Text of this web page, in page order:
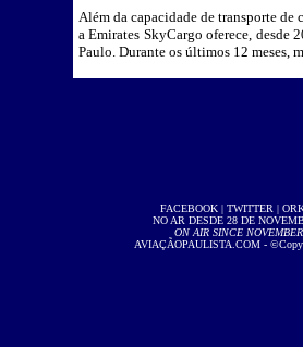
Além da capacidade de transporte
a Emirates SkyCargo oferece, desde
Paulo. Durante os últimos 12 meses,
FACEBOOK| TWITTER |
NO AR DESDE 28 DE
ON AIR SINCE
AVIAÇÃOPAULISTA.COM -